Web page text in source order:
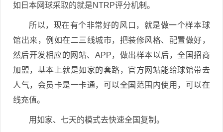
如日本网球采取的就是NTRP评分机制。
所以，现在有个非常好的风口，就是做一个样本球
馆出来，例如在二三线城市，把装修风格、配置做好，
然后开发相应的网站、APP，做出样本以后，全国招商
加盟，基本上就是如家的套路，官方网站能给球馆带去
人气，会员卡是一卡通，可以全国范围内使用，可以在
线充值。
用如家、七天的模式去快速全国复制。